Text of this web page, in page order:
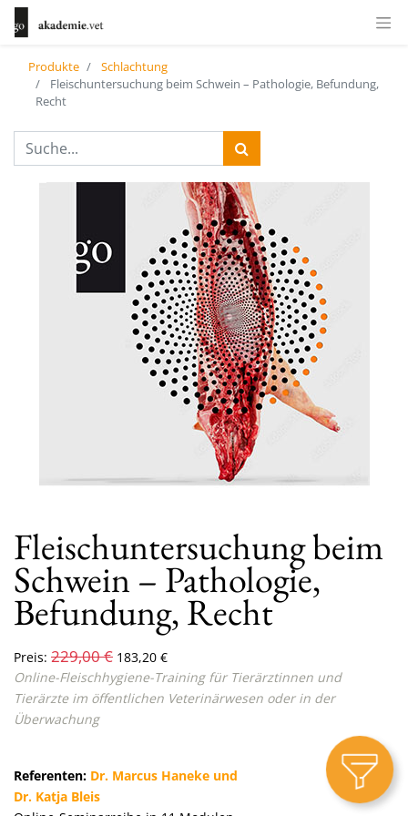
Produkte
Schlachtung
Fleischuntersuchung beim Schwein – Pathologie, Befundung,
Recht
Fleischuntersuchung beim
Schwein – Pathologie,
Befundung, Recht
Preis: 229,00€ 183,20 €
Online-Fleischhygiene-Training für Tierärztinnen und
Tierärzte im öffentlichen Veterinärwesen oder in der
Überwachung
Referenten: Dr. Marcus Haneke und
Dr. Katja Bleis